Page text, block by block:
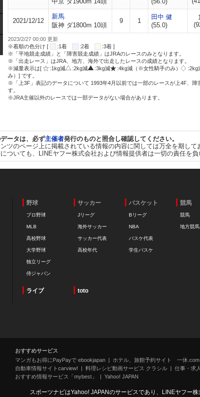
2021/12/12
新馬
阪神 ダ1800m 10頭
9 1
田中 健
(55.0)
2023/2/27 00:00 更新
※着順の色分け [
:1着 :2着
:3着 ]
※「平地競走成績」と「障害競走成績」はJRAのレースのみとなります。
※「出走レース」はJRA、地方、海外で出走したレースの成績となります。
※減量表示は[
:1kg減 :2kg減 :3kg減 :4kg減（※女性騎手のみ）
:2kg
み）] です。
※「上3F」表記のデータについて 1993年4月以前では一部のレースが上4F、
す。
※JRA主催以外のレースでは一部データがない場合があります。
ータは、必ず主催者発行のものと照合し確認してください。
ツのページ上に掲載されている情報の内容に関しては万全を期し
ついても、LINEヤフー株式会社および情報提供者は一切の責任を負
野球
プロ野球
MLB
高校野球
大学野球
独立リーグ
侍ジャパン
サッカー
Jリーグ
海外サッカー
サッカー代表
高校年代
バスケット
Bリーグ
NBA
バスケ代表
学生バスケ
競馬
競馬
地方競馬
ライブ toto
おすすめサービス
マンガもお得にPayPayで ebookjapan
ホテル、旅館予約サイト 一休.com
自動車情報サイトcarview!
料理レシピ動画サービス クラシル 仕事・求
おすすめ情報サービス「mybest」
Yahoo! JAPAN
スポーツナビはYahoo! JAPANのサービスであり、LINEヤフー